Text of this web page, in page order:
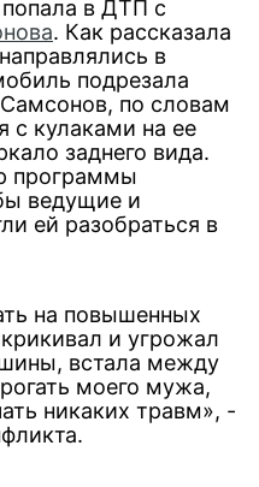
в ДТП с
. Как рассказала
в
подрезала
по словам
с кулаками на ее
заднего вида.
программы
ведущие и
ей разобраться в
на повышенных
и угрожал
встала между
моего мужа,
никаких травм», -